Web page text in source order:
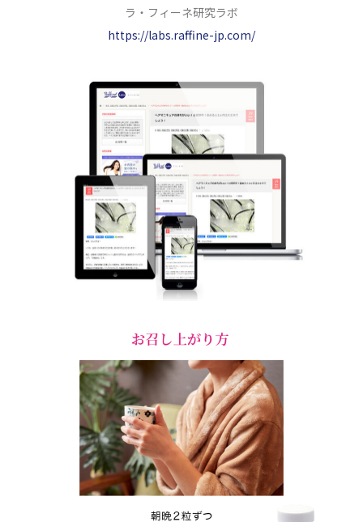
ラ・フィーネ研究ラボ
https://labs.raffine-jp.com/